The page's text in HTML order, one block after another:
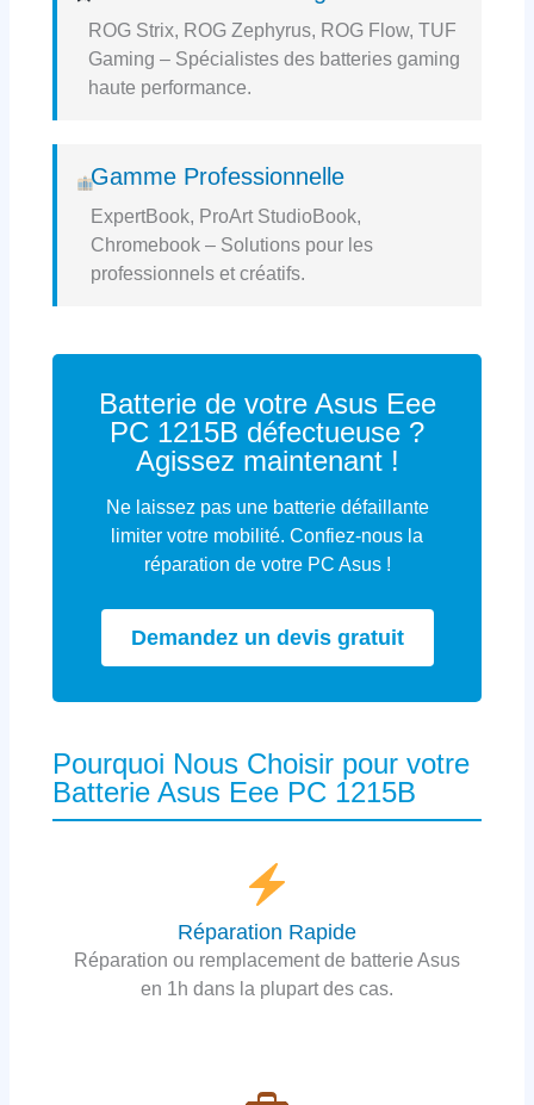
ROG Strix, ROG Zephyrus, ROG Flow, TUF
Gaming – Spécialistes des batteries gaming
haute performance.
Gamme Professionnelle
ExpertBook, ProArt StudioBook,
Chromebook – Solutions pour les
professionnels et créatifs.
Batterie de votre Asus Eee
PC 1215B défectueuse ?
Agissez maintenant !
Ne laissez pas une batterie défaillante
limiter votre mobilité. Confiez-nous la
réparation de votre PC Asus !
Demandez un devis gratuit
Pourquoi Nous Choisir pour votre
Batterie Asus Eee PC 1215B
Réparation Rapide
Réparation ou remplacement de batterie Asus
en 1h dans la plupart des cas.